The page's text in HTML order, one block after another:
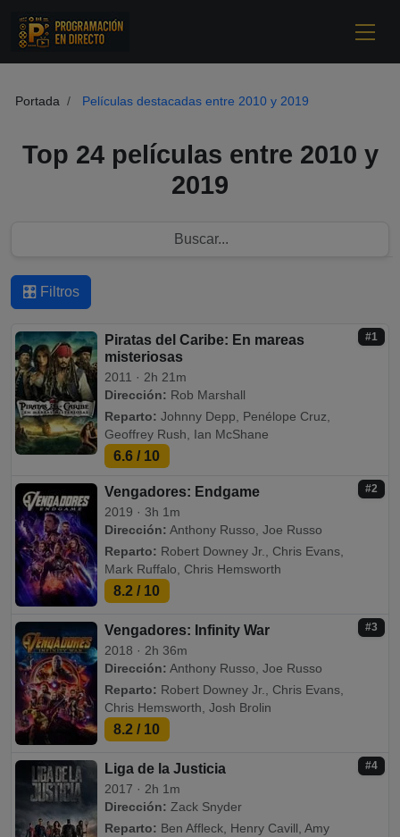
Portada Películas destacadas entre 2010 y 2019
Top 24 películas entre 2010 y
2019
🎛️ Filtros
#1
Piratas del Caribe: En mareas
misteriosas
2011 · 2h 21m
Dirección: Rob Marshall
Reparto: Johnny Depp, Penélope Cruz,
Geoffrey Rush, Ian McShane
6.6 / 10
#2
Vengadores: Endgame
2019 · 3h 1m
Dirección: Anthony Russo, Joe Russo
Reparto: Robert Downey Jr., Chris Evans,
Mark Ruffalo, Chris Hemsworth
8.2 / 10
#3
Vengadores: Infinity War
2018 · 2h 36m
Dirección: Anthony Russo, Joe Russo
Reparto: Robert Downey Jr., Chris Evans,
Chris Hemsworth, Josh Brolin
8.2 / 10
#4
Liga de la Justicia
2017 · 2h 1m
Dirección: Zack Snyder
Reparto: Ben Affleck, Henry Cavill, Amy